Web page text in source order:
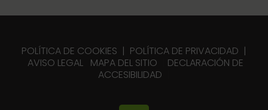
POLÍTICA DE COOKIES | POLÍTICA DE PRIVACIDAD |
AVISO LEGAL MAPA DEL SITIO
DECLARACIÓN DE
ACCESIBILIDAD